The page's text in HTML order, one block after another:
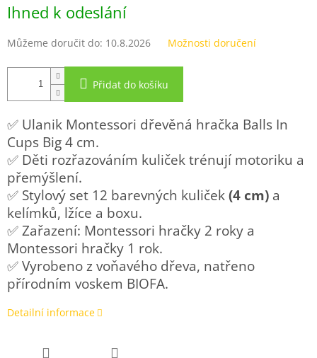
cena:
Ihned k odeslání
Můžeme doručit do: 10.8.2026 Možnosti doručení
Přidat do košíku
✅ Ulanik Montessori dřevěná hračka Balls In
Cups Big 4 cm.
✅ Děti rozřazováním kuliček trénují motoriku a
přemýšlení.
✅ Stylový set 12 barevných kuliček (4 cm) a
kelímků, lžíce a boxu.
✅ Zařazení: Montessori hračky 2 roky a
Montessori hračky 1 rok.
✅ Vyrobeno z voňavého dřeva, natřeno
přírodním voskem BIOFA.
Detailní informace